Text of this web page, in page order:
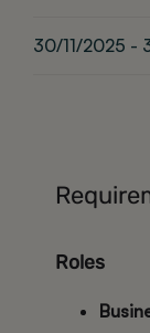
30/11/2025 -
Roles